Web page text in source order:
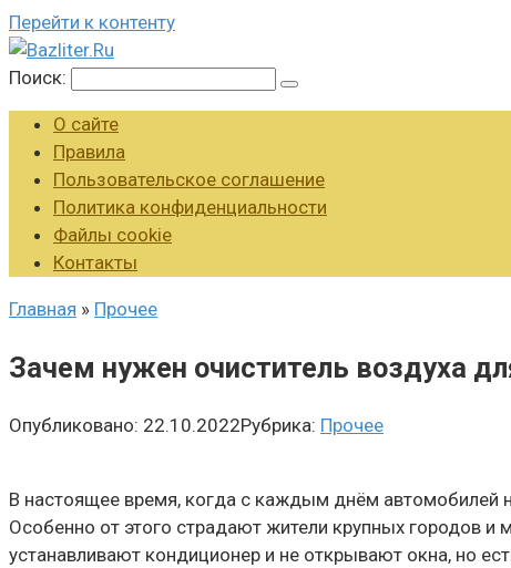
Перейти к контенту
Поиск:
О сайте
Правила
Пользовательское соглашение
Политика конфиденциальности
Файлы cookie
Контакты
Главная » Прочее
Зачем нужен очиститель воздуха
Опубликовано: 22.10.2022Рубрика: Прочее
В настоящее время, когда с каждым днём ​​автомобилей
Особенно от этого страдают жители крупных городов и
устанавливают кондиционер и не открывают окна, но